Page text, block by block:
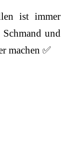
ist immer
und
machen ✅